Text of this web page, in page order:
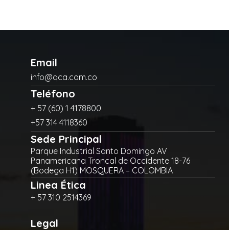
Email
info@qca.com.co
Teléfono
+ 57 (60) 1 4178800
+57 314 4118360
Sede Principal
Parque Industrial Santo Domingo AV
Panamericana Troncal de Occidente 18-76
(Bodega H1) MOSQUERA – COLOMBIA
Linea Ética
+ 57 310 2514369
Legal